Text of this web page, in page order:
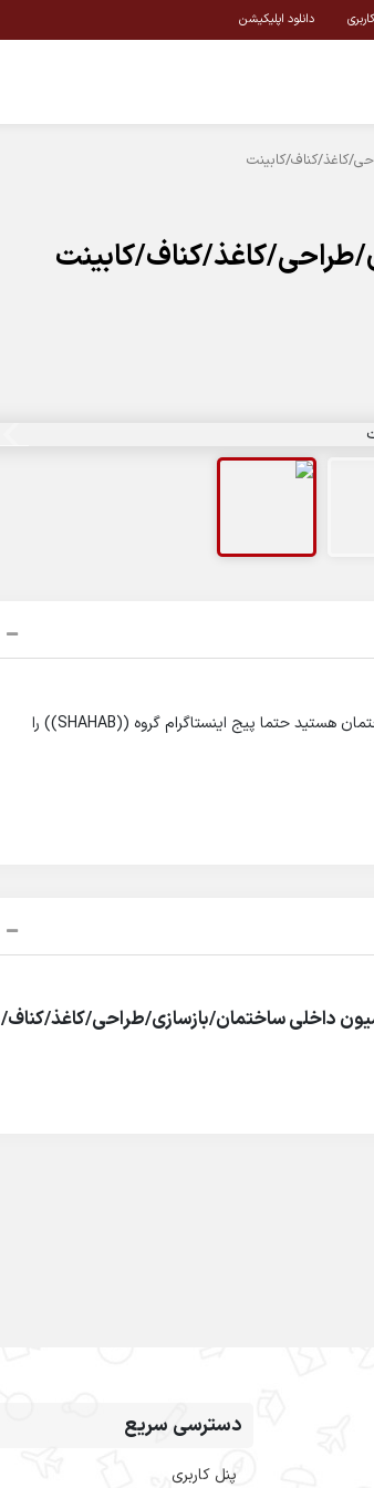
دانلود اپلیکیشن
کاغذ/کناف/کابینت
طراحی/کاغذ/کناف/کابینت
⭐ اگر به دنبال طراحی و اجرا متفاوت و تضمینی در صنعت ساختمان هستید حتما پیج اینستاگرام گروه ((SHAHAB)) را
داخلی ساختمان/بازسازی/طراحی/کاغذ/کناف/
دسترسی سریع
پنل کاربری